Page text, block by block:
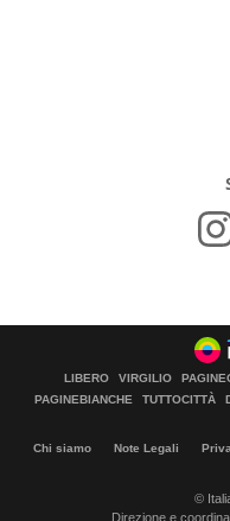
LIBERO VIRGILIO
PAGINEBIANCHE
TUTTOCITTÀ
Chi siamo Note Legali
©
Direzione e